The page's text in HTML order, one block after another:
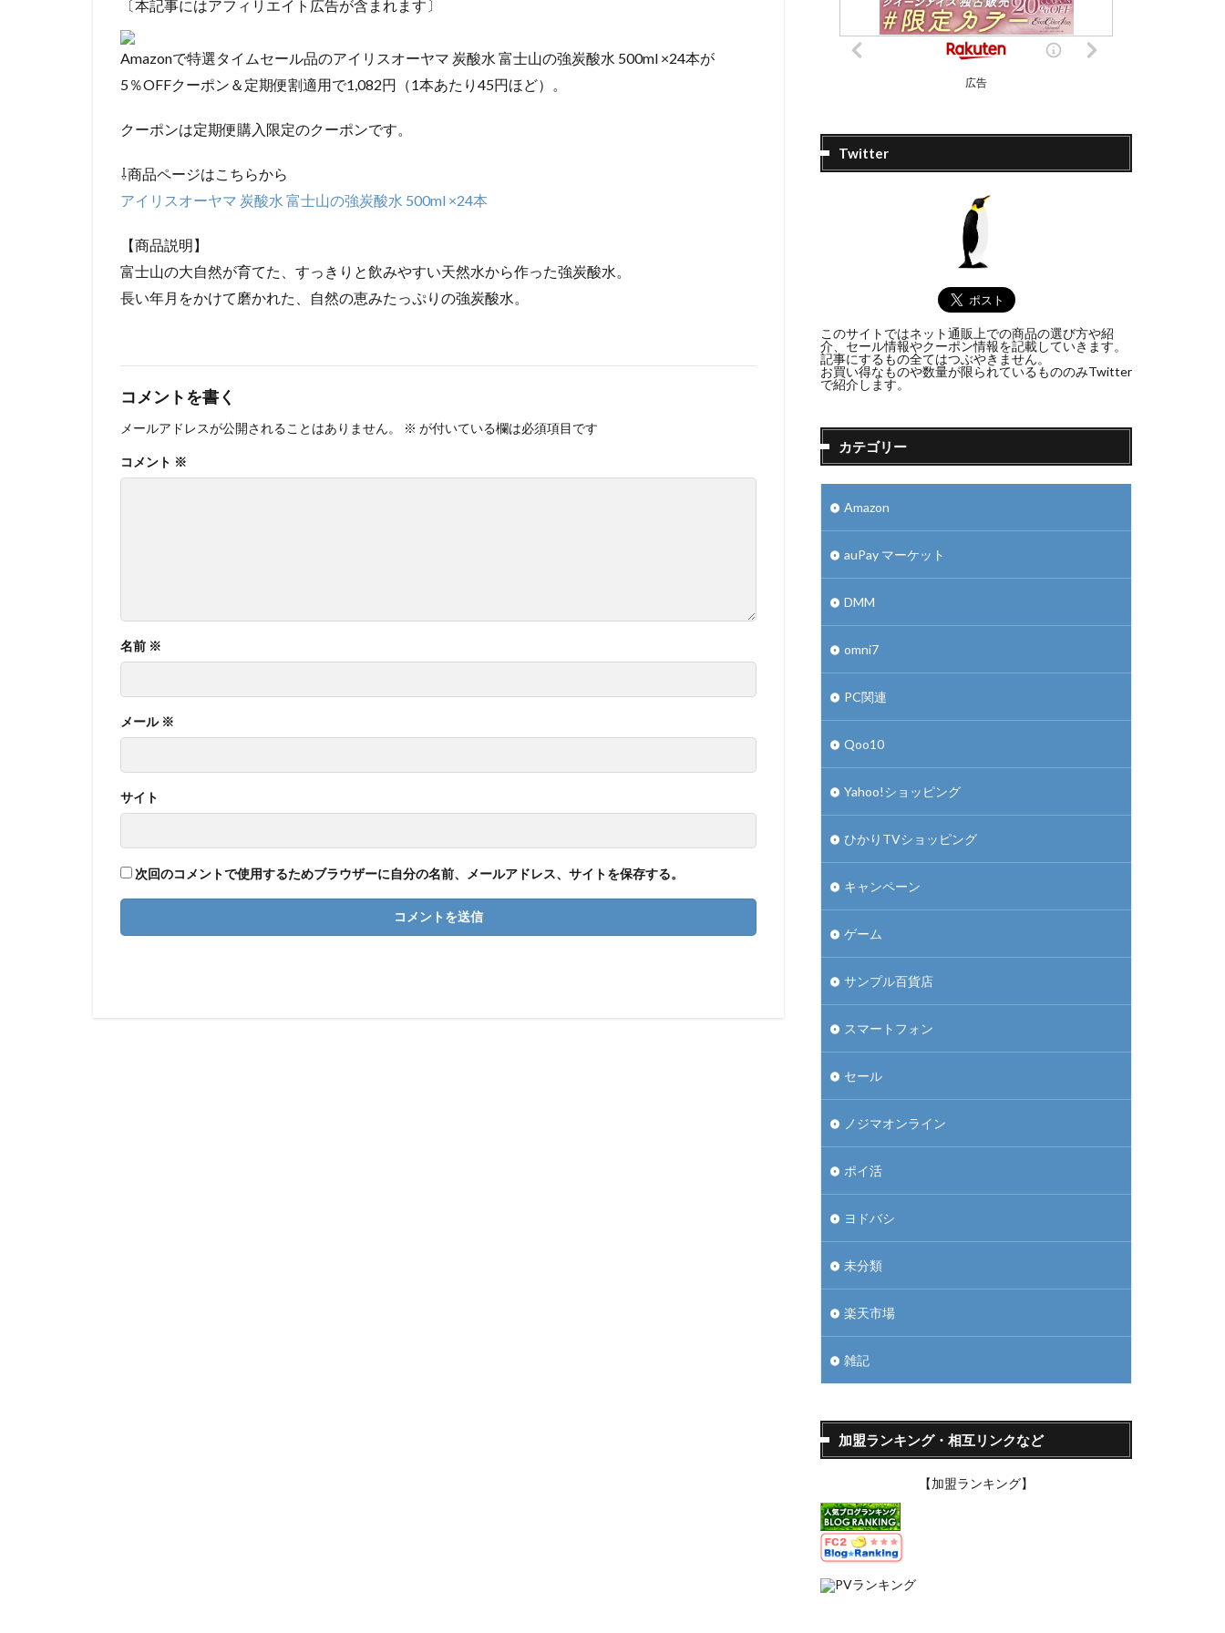
〔本記事にはアフィリエイト広告が含まれます〕
Amazonで特選タイムセール品のアイリスオーヤマ 炭酸水 富士山の強炭酸水 500ml ×24本が
5％OFFクーポン＆定期便割適用で1,082円（1本あたり45円ほど）。
クーポンは定期便購入限定のクーポンです。
⇩商品ページはこちらから
アイリスオーヤマ 炭酸水 富士山の強炭酸水 500ml ×24本
【商品説明】
富士山の大自然が育てた、すっきりと飲みやすい天然水から作った強炭酸水。
長い年月をかけて磨かれた、自然の恵みたっぷりの強炭酸水。
コメントを書く
メールアドレスが公開されることはありません。 ※ が付いている欄は必須項目です
コメント ※
名前 ※
メール ※
サイト
次回のコメントで使用するためブラウザーに自分の名前、メールアドレス、サイトを保存する。
広告
Twitter
このサイトではネット通販上での商品の選び方や紹
介、セール情報やクーポン情報を記載していきます。
記事にするもの全てはつぶやきません。
お買い得なものや数量が限られているもののみTwitter
で紹介します。
カテゴリー
Amazon
auPay マーケット
DMM
omni7
PC関連
Qoo10
Yahoo!ショッピング
ひかりTVショッピング
キャンペーン
ゲーム
サンプル百貨店
スマートフォン
セール
ノジマオンライン
ポイ活
ヨドバシ
未分類
楽天市場
雑記
加盟ランキング・相互リンクなど
【加盟ランキング】